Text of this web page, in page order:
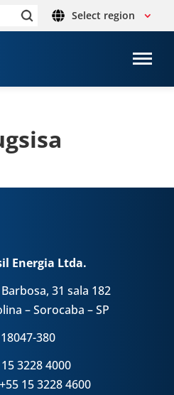
Select region
Energia Ltda.
31 sala 182
– Sorocaba – SP
380
3228 4000
15 3228 4600